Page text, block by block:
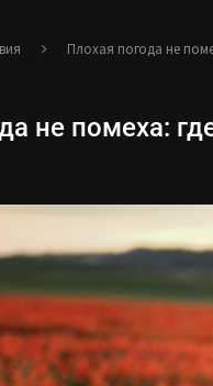
Плохая погода не
не помеха: